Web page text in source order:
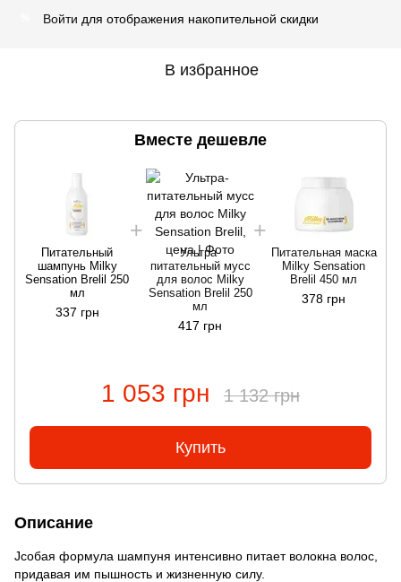
Войти для отображения накопительной скидки
В избранное
Вместе дешевле
Питательный
шампунь Milky
Sensation Brelil 250
мл
337 грн
Ультра-
питательный мусс
для волос Milky
Sensation Brelil 250
мл
417 грн
Питательная маска
Milky Sensation
Brelil 450 мл
378 грн
1 053 грн 1 132 грн
Купить
Описание
Jсобая формула шампуня интенсивно питает волокна волос,
придавая им пышность и жизненную силу.